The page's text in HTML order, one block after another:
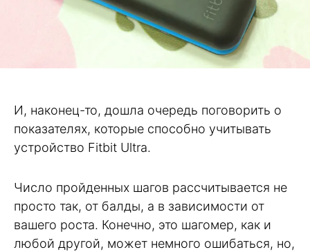
И, наконец-то, дошла очередь поговорить о
показателях, которые способно учитывать
устройство Fitbit Ultra.
Число пройденных шагов рассчитывается не
просто так, от балды, а в зависимости от
вашего роста. Конечно, это шагомер, как и
любой другой, может немного ошибаться, но,